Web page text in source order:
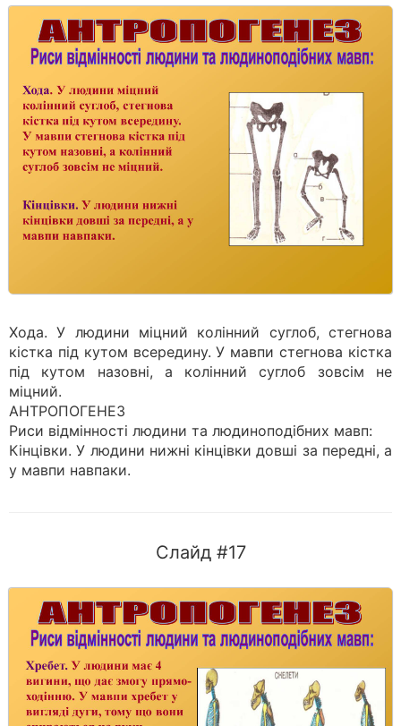
Хода. У людини міцний колінний суглоб, стегнова
кістка під кутом всередину. У мавпи стегнова кістка
під кутом назовні, а колінний суглоб зовсім не
міцний.
АНТРОПОГЕНЕЗ
Риси відмінності людини та людиноподібних мавп:
Кінцівки. У людини нижні кінцівки довші за передні, а
у мавпи навпаки.
Слайд #17